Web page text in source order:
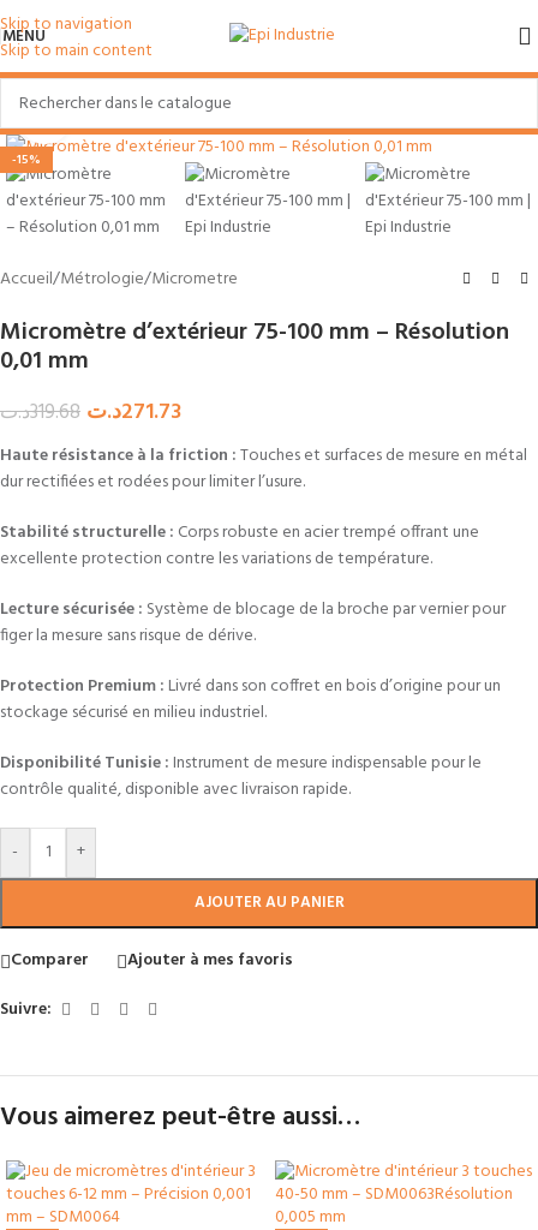
Skip to navigation
Skip to main content
MENU
-15%
Accueil/Métrologie/Micrometre
Micromètre d’extérieur 75-100 mm – Résolution
0,01 mm
319.68د.ت 271.73د.ت
Haute résistance à la friction :Touches et surfaces de mesure en métal
dur rectifiées et rodées pour limiter l’usure.
Stabilité structurelle : Corps robuste en acier trempé offrant une
excellente protection contre les variations de température.
Lecture sécurisée : Système de blocage de la broche par vernier pour
figer la mesure sans risque de dérive.
Protection Premium :Livré dans son coffret en bois d’origine pour un
stockage sécurisé en milieu industriel.
Disponibilité Tunisie :Instrument de mesure indispensable pour le
contrôle qualité, disponible avec livraison rapide.
- +
AJOUTER AU PANIER
Comparer
Ajouter à mes favoris
Suivre:
Vous aimerez peut-être aussi…